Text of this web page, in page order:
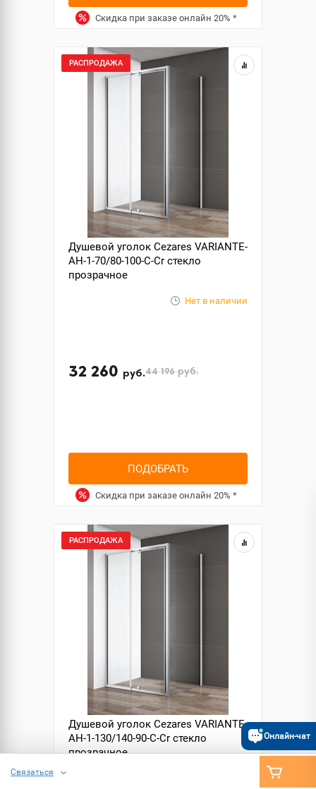
Скидка при заказе онлайн 20% *
РАСПРОДАЖА
Душевой уголок Cezares VARIANTE-
AH-1-70/80-100-C-Cr стекло
прозрачное
Нет в наличии
32 260 руб.44 196руб.
ПОДОБРАТЬ
Скидка при заказе онлайн 20% *
РАСПРОДАЖА
Душевой уголок Cezares VARIANTE-
AH-1-130/140-90-C-Cr стекло
прозрачное
Связаться
Онлайн-чат